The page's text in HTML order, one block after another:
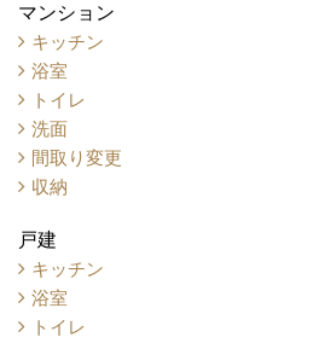
マンション
キッチン
浴室
トイレ
洗面
間取り変更
収納
戸建
キッチン
浴室
トイレ